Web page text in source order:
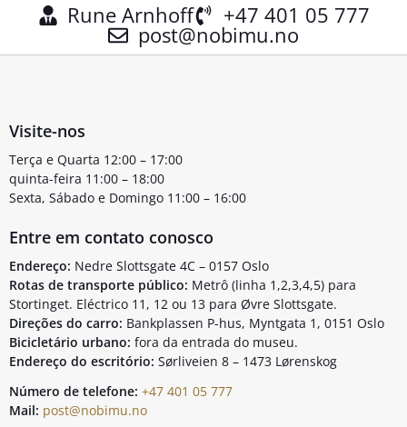
Rune Arnhoff +47 401 05 777
post@nobimu.no
Visite-nos
Terça e Quarta 12:00 – 17:00
quinta-feira 11:00 – 18:00
Sexta, Sábado e Domingo 11:00 – 16:00
Entre em contato conosco
Endereço: Nedre Slottsgate 4C – 0157 Oslo
Rotas de transporte público: Metrô (linha 1,2,3,4,5) para
Stortinget. Eléctrico 11, 12 ou 13 para Øvre Slottsgate.
Direções do carro: Bankplassen P-hus, Myntgata 1, 0151 Oslo
Bicicletário urbano: fora da entrada do museu.
Endereço do escritório: Sørliveien 8 – 1473 Lørenskog
Número de telefone: +47 401 05 777
Mail: post@nobimu.no